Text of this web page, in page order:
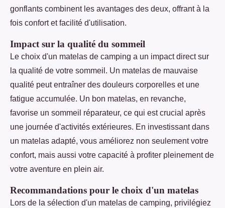
gonflants combinent les avantages des deux, offrant à la
fois confort et facilité d'utilisation.
Impact sur la qualité du sommeil
Le choix d'un matelas de camping a un impact direct sur
la qualité de votre sommeil. Un matelas de mauvaise
qualité peut entraîner des douleurs corporelles et une
fatigue accumulée. Un bon matelas, en revanche,
favorise un sommeil réparateur, ce qui est crucial après
une journée d'activités extérieures. En investissant dans
un matelas adapté, vous améliorez non seulement votre
confort, mais aussi votre capacité à profiter pleinement de
votre aventure en plein air.
Recommandations pour le choix d'un matelas
Lors de la sélection d'un matelas de camping, privilégiez